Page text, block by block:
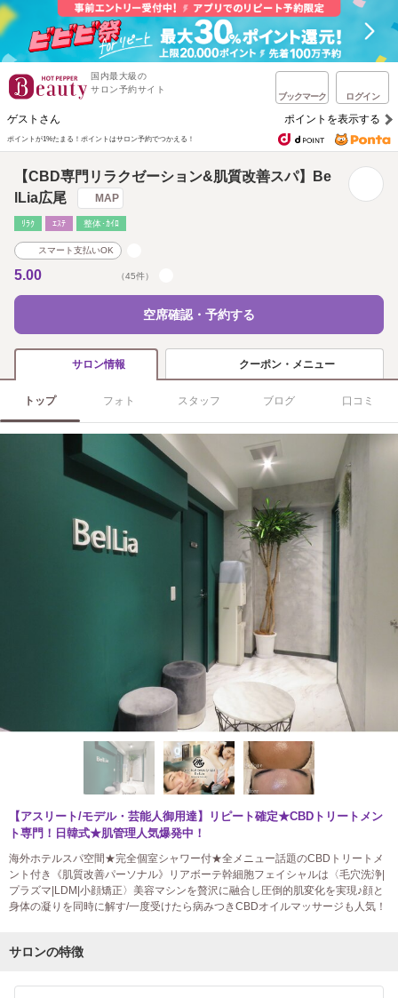
国内最大級の
サロン予約サイト
ブックマーク ログイン
ゲストさん ポイントを表示する
ポイントが1%たまる！ ポイントはサロン予約でつかえる！
【CBD専門リラクゼーション&肌質改善スパ】Be
lLia広尾
MAP
ﾘﾗｸ ｴｽﾃ 整体･ｶｲﾛ
スマート支払いOK
5.00 （45件）
空席確認・予約する
サロン情報 クーポン・メニュー
トップ フォト スタッフ ブログ 口コミ
【アスリート/モデル・芸能人御用達】リピート確定★CBDトリートメン
ト専門！日韓式★肌管理人気爆発中！
海外ホテルスパ空間★完全個室シャワー付★全メニュー話題のCBDトリートメ
ント付き《肌質改善パーソナル》リアボーテ幹細胞フェイシャルは〈毛穴洗浄|
プラズマ|LDM|小顔矯正〉美容マシンを贅沢に融合し圧倒的肌変化を実現♪顔と
身体の凝りを同時に解す/一度受けたら病みつきCBDオイルマッサージも人気！
サロンの特徴